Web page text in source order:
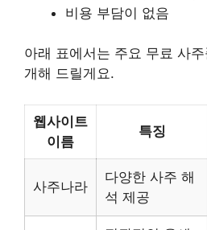
비용 부담이 없음
아래 표에서는 주요 무료 사
개해 드릴게요.
웹사이트
이름
특징
사주나라
다양한 사주 해
석 제공